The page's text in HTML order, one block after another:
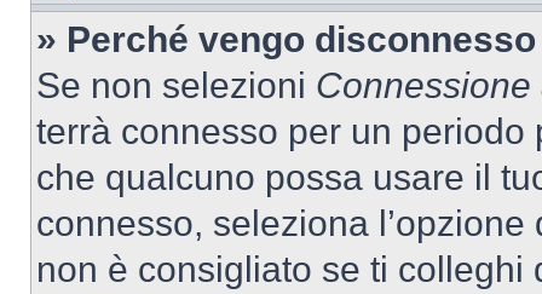
» Perché vengo
Se non selezioni
terrà connesso per un
che qualcuno possa usare il
connesso, seleziona
non è consigliato se ti